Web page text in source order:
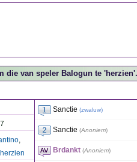
die van speler Balogun te
,
herzien
Sanctie (zwaluw)
Sanctie (Anoniem)
Brdankt (Anoniem)